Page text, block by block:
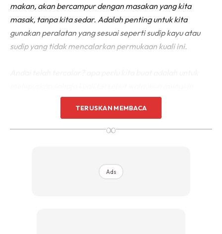
makan, akan bercampur dengan masakan yang kita
masak, tanpa kita sedar. Adalah penting untuk kita
gunakan peralatan yang sesuai seperti sudip kayu atau
sudip yang tidak mencalarkan permukaan kuali ini.
ianya kuali kesayangan kita. Atau bolehlah buat hiasan di
dinding-dinding bukannya untuk digunakan sebagai
TERUSKAN MEMBACA
∞
Ads